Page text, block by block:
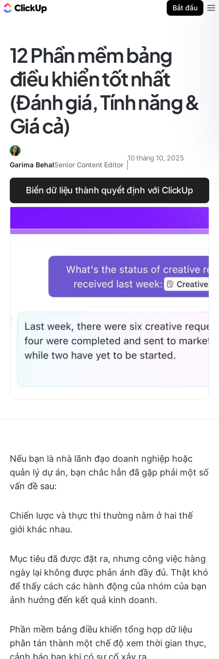
Bắt đầu
12 Phần mềm bảng
điều khiển tốt nhất
(Đánh giá, Tính năng &
Giá cả)
Garima BehalSenior Content Editor
10 tháng 10, 2025
Biến dữ liệu thành quyết định với ClickUp
Nếu bạn là nhà lãnh đạo doanh nghiệp hoặc
quản lý dự án, bạn chắc hẳn đã gặp phải một số
vấn đề sau:
Chiến lược và thực thi thường nằm ở hai thế
giới khác nhau.
Mục tiêu đã được đặt ra, nhưng công việc hàng
ngày lại không được phản ánh đầy đủ. Thật khó
để thấy cách các hành động của nhóm của bạn
ảnh hưởng đến kết quả kinh doanh.
Phần mềm bảng điều khiển tổng hợp dữ liệu
phân tán thành một chế độ xem thời gian thực,
cảnh báo bạn khi có sự cố xảy ra.